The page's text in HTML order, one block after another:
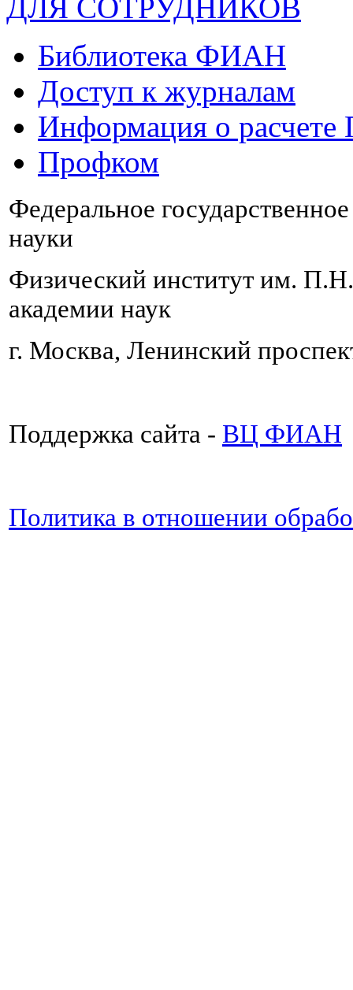
ДЛЯ СОТРУДНИКОВ
Библиотека ФИАН
Доступ к журналам
Информация о
Профком
Федеральное
науки
Физический институт им.
академии наук
г. Москва, Ленинский
Поддержка сайта - ВЦ ФИАН
Политика в отношении